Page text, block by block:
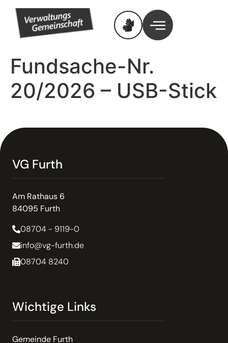
Fundsache-Nr.
20/2026 – USB-Stick
VG Furth
Am Rathaus 6
84095 Furth
08704 - 9119-0
info@vg-furth.de
08704 8240
Wichtige Links
Gemeinde Furth